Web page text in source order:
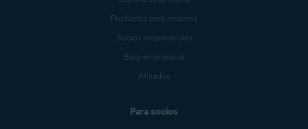
Productos para empresa
Socios empresariales
Blog empresarial
Afiliados
Para socios